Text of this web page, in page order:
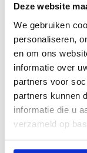
Deze website
We gebruiken
personaliseren,
en om ons
informatie over
partners voor
partners kunnen
informatie die u
verzameld op
26-06-2025
Geld voor
Geld
voor
mbo-
scholen
met
dalend
leerlingenaantal
Lees
meer